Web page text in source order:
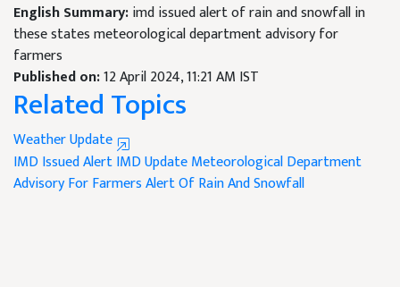
English Summary:imd issued alert of rain and snowfall in
these states meteorological department advisory for
farmers
Published on:12 April 2024, 11:21 AM IST
Related Topics
Weather Update
IMD Issued AlertIMD UpdateMeteorological Department
Advisory For FarmersAlert Of Rain And Snowfall